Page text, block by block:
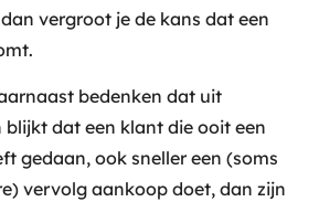
vergroot je de kans dat een
bedenken dat uit
blijkt dat een klant die ooit een
gedaan, ook sneller een (soms
vervolg aankoop doet, dan zijn